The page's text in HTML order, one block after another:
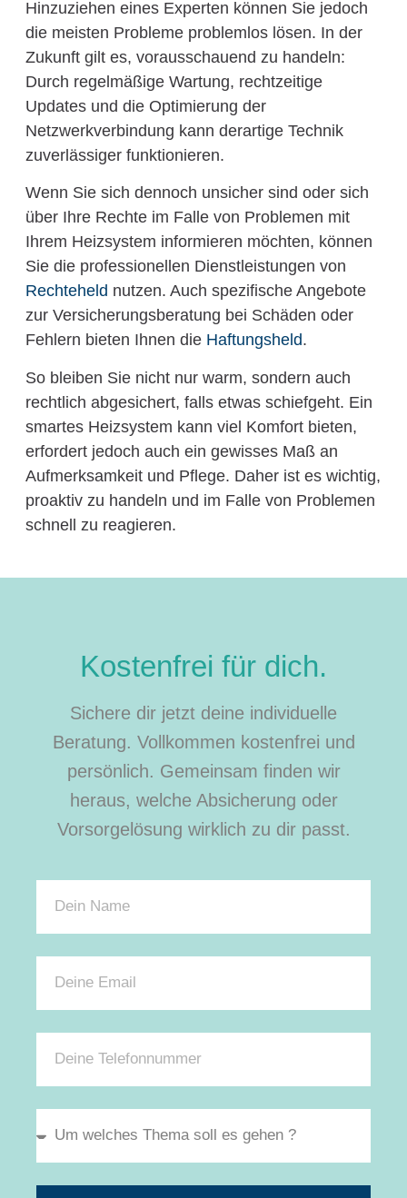
Hinzuziehen eines Experten können Sie jedoch
die meisten Probleme problemlos lösen. In der
Zukunft gilt es, vorausschauend zu handeln:
Durch regelmäßige Wartung, rechtzeitige
Updates und die Optimierung der
Netzwerkverbindung kann derartige Technik
zuverlässiger funktionieren.
Wenn Sie sich dennoch unsicher sind oder sich
über Ihre Rechte im Falle von Problemen mit
Ihrem Heizsystem informieren möchten, können
Sie die professionellen Dienstleistungen von
Rechteheld nutzen. Auch spezifische Angebote
zur Versicherungsberatung bei Schäden oder
Fehlern bieten Ihnen die Haftungsheld.
So bleiben Sie nicht nur warm, sondern auch
rechtlich abgesichert, falls etwas schiefgeht. Ein
smartes Heizsystem kann viel Komfort bieten,
erfordert jedoch auch ein gewisses Maß an
Aufmerksamkeit und Pflege. Daher ist es wichtig,
proaktiv zu handeln und im Falle von Problemen
schnell zu reagieren.
Kostenfrei für dich.
Sichere dir jetzt deine individuelle
Beratung. Vollkommen kostenfrei und
persönlich. Gemeinsam finden wir
heraus, welche Absicherung oder
Vorsorgelösung wirklich zu dir passt.